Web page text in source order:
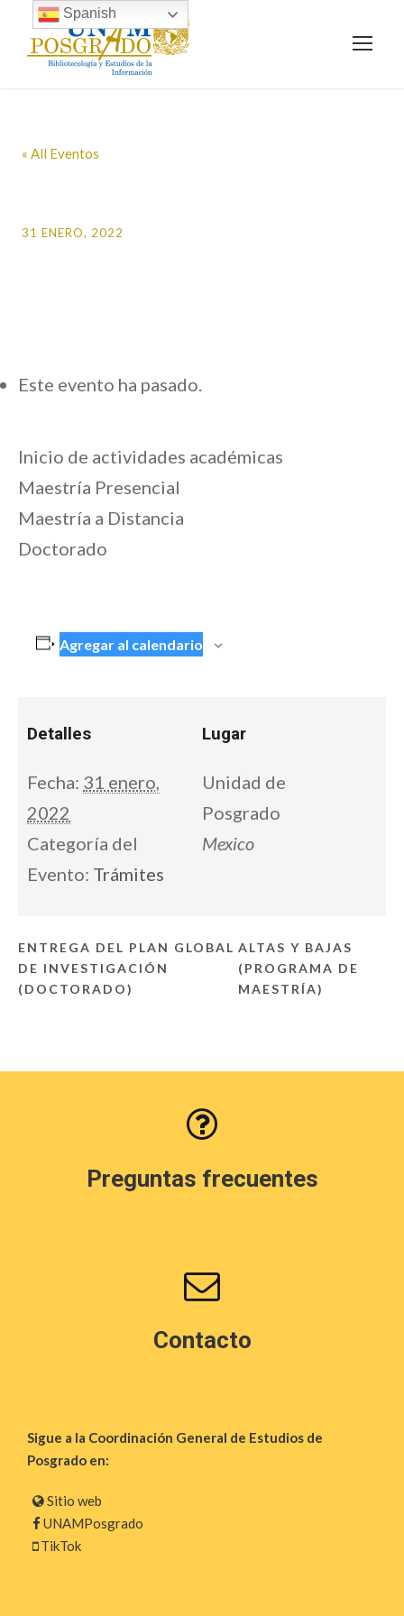
« All Eventos
31 ENERO, 2022
Este evento ha pasado.
Inicio de actividades académicas
Maestría Presencial
Maestría a Distancia
Doctorado
Agregar al calendario
Detalles
Fecha: 31 enero,
2022
Categoría del
Evento: Trámites
Lugar
Unidad de
Posgrado
Mexico
ENTREGA DEL PLAN GLOBAL
DE INVESTIGACIÓN
(DOCTORADO)
ALTAS Y BAJAS
(PROGRAMA DE
MAESTRÍA)
Preguntas frecuentes
Contacto
Sigue a la Coordinación General de Estudios de
Posgrado en:
Sitio web
UNAMPosgrado
TikTok
Spanish